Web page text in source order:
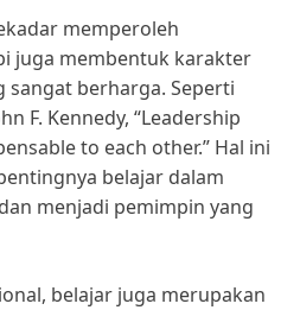
memperoleh
juga membentuk karakter
sangat berharga. Seperti
F. Kennedy, “Leadership
to each other.” Hal ini
belajar dalam
menjadi pemimpin yang
belajar juga merupakan